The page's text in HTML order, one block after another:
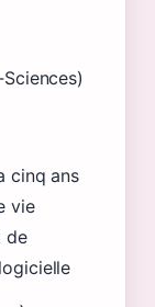
cinq ans
vie
de